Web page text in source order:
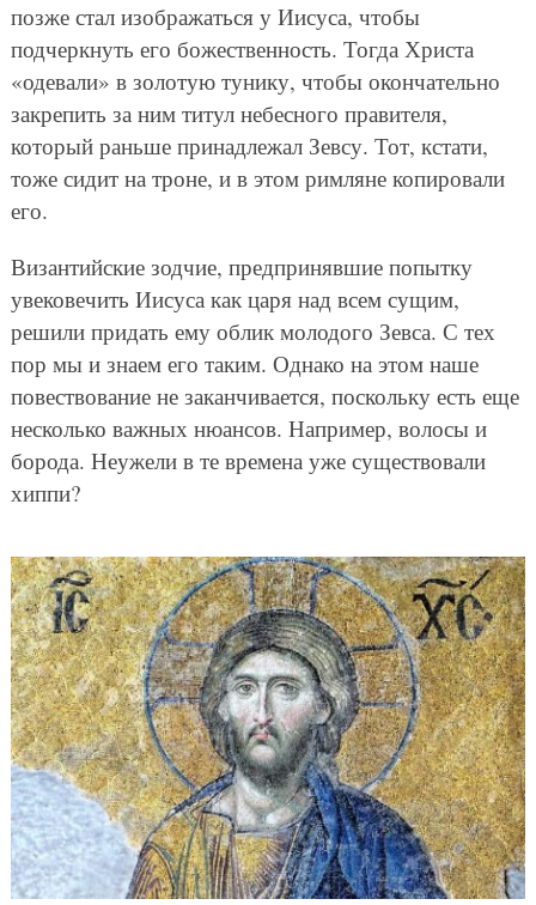
позже стал изображаться у Иисуса, чтобы
подчеркнуть его божественность. Тогда Христа
«одевали» в золотую тунику, чтобы окончательно
закрепить за ним титул небесного правителя,
который раньше принадлежал Зевсу. Тот, кстати,
тоже сидит на троне, и в этом римляне копировали
его.
Византийские зодчие, предпринявшие попытку
увековечить Иисуса как царя над всем сущим,
решили придать ему облик молодого Зевса. С тех
пор мы и знаем его таким. Однако на этом наше
повествование не заканчивается, поскольку есть еще
несколько важных нюансов. Например, волосы и
борода. Неужели в те времена уже существовали
хиппи?